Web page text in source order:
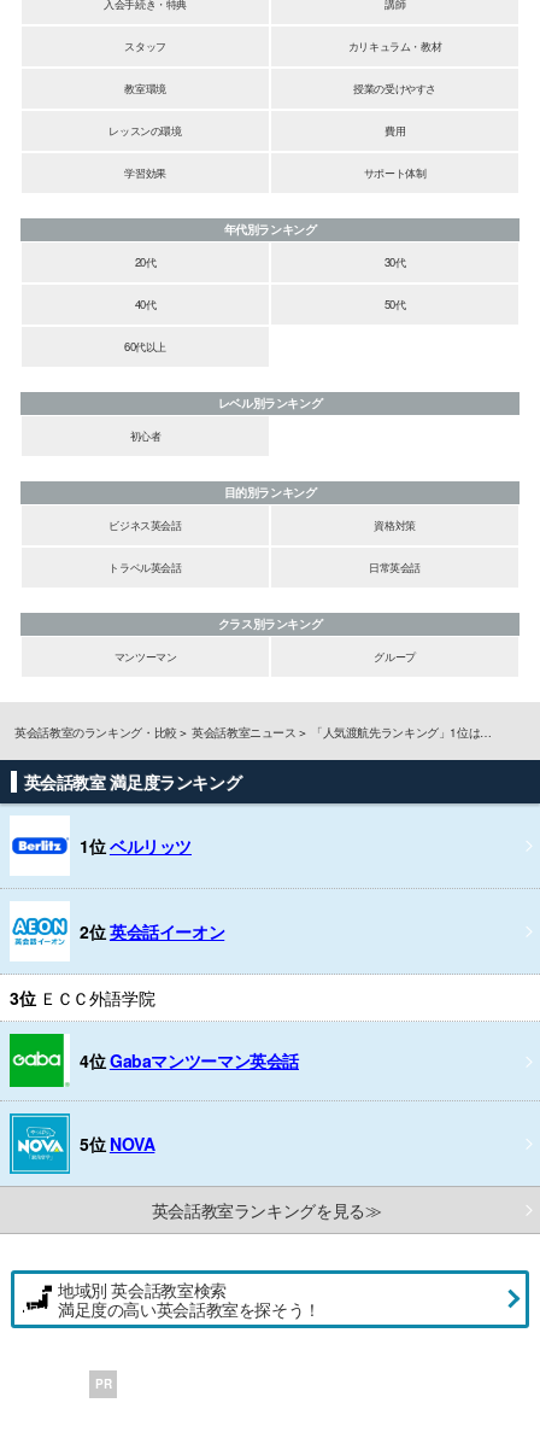
スタッフ カリキュラム・教材
教室環境 授業の受けやすさ
レッスンの環境 費用
学習効果 サポート体制
年代別ランキング
20代
30代
40代 50代
60代以上
レベル別ランキング
初心者
目的別ランキング
ビジネス英会話
資格対策
トラベル英会話 日常英会話
クラス別ランキング
マンツーマン
グループ
英会話教室のランキング・比較 英会話教室ニュース 「人気渡航先ランキング」1位は…
英会話教室 満足度ランキング
1位ベルリッツ
2位英会話イーオン
3位 ＥＣＣ外語学院
4位Gabaマンツーマン英会話
5位 NOVA
英会話教室ランキングを見る≫
地域別 英会話教室検索
満足度の高い英会話教室を探そう！
PR